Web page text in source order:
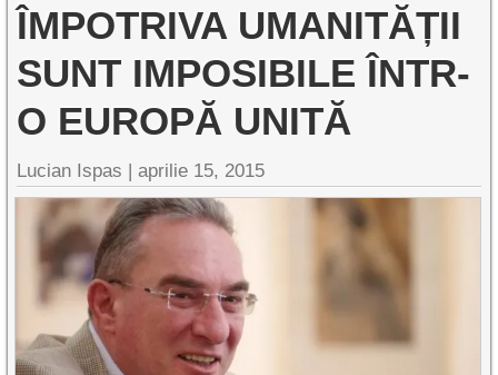
ÎMPOTRIVA UMANITĂȚII
SUNT IMPOSIBILE ÎNTR-
O EUROPĂ UNITĂ
Lucian Ispas |aprilie 15, 2015